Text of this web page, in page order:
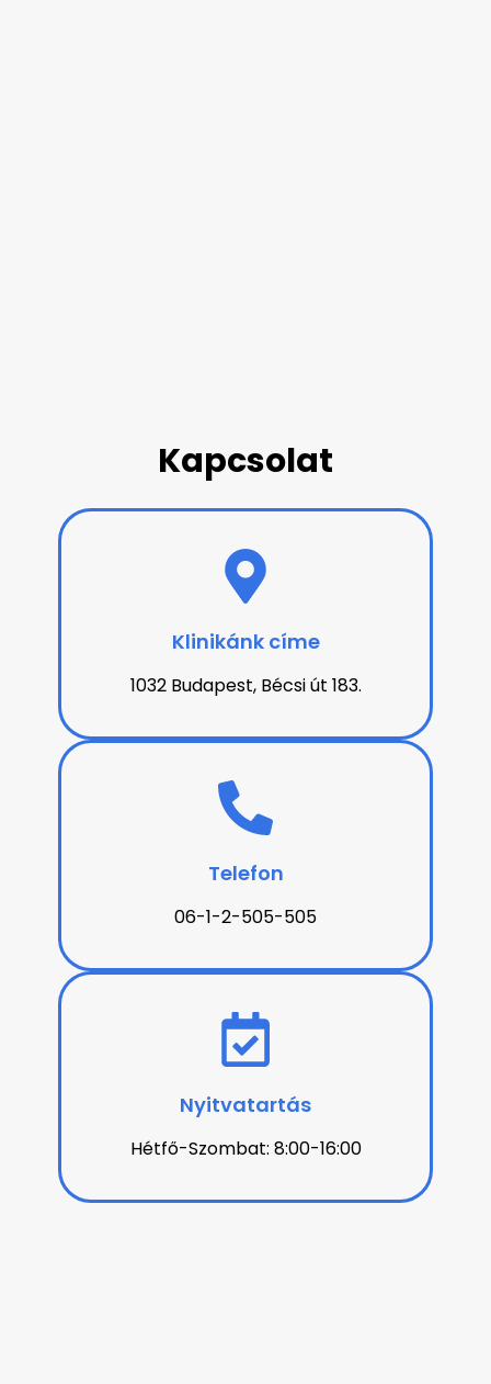
Kapcsolat
Klinikánk címe
1032 Budapest, Bécsi út 183.
Telefon
06-1-2-505-505
Nyitvatartás
Hétfő-Szombat: 8:00-16:00